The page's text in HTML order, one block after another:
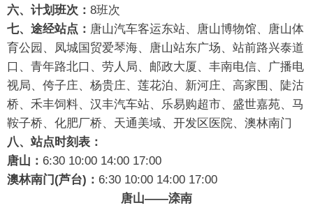
六、计划班次： 8班次
七、途经站点： 唐山汽车客运东站、唐山博物馆、唐山体
育公园、凤城国贸爱琴海、唐山站东广场、站前路兴泰道
口、青年路北口、劳人局、邮政大厦、丰南电信、广播电
视局、侉子庄、杨贵庄、莲花泊、新河庄、高家围、陡沽
桥、禾丰饲料、汉丰汽车站、乐易购超市、盛世嘉苑、马
鞍子桥、化肥厂桥、天通美域、开发区医院、澳林南门
八、站点时刻表：
唐山： 6:30 10:00 14:00 17:00
澳林南门(芦台)： 6:30 10:00 14:00 17:00
唐山——滦南